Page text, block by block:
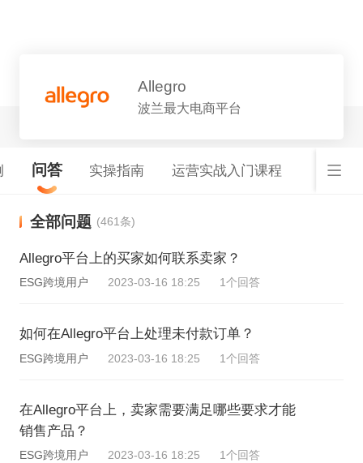
Allegro
波兰最大电商平台
问答 实操指南 运营实战入门课程
全部问题 (461条)
Allegro平台上的买家如何联系卖家？
ESG跨境用户 2023-03-16 18:25 1个回答
如何在Allegro平台上处理未付款订单？
ESG跨境用户 2023-03-16 18:25 1个回答
在Allegro平台上，卖家需要满足哪些要求才能
销售产品？
ESG跨境用户 2023-03-16 18:25 1个回答